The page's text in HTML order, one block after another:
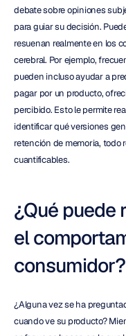
debate sobre opiniones
para guiar su decisión.
resuenan realmente en los
cerebral. Por ejemplo,
pueden incluso ayudar a
pagar por un producto,
percibido. Esto le permite
identificar qué versiones
retención de memoria, todo
cuantificables.
¿Qué puede
el
consumidor?
¿Alguna vez se ha
cuando ve su producto?